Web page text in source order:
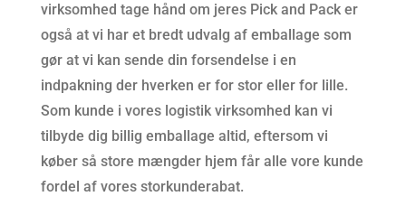
virksomhed tage hånd om jeres Pick and Pack er
også at vi har et bredt udvalg af emballage som
gør at vi kan sende din forsendelse i en
indpakning der hverken er for stor eller for lille.
Som kunde i vores logistik virksomhed kan vi
tilbyde dig billig emballage altid, eftersom vi
køber så store mængder hjem får alle vore kunde
fordel af vores storkunderabat.